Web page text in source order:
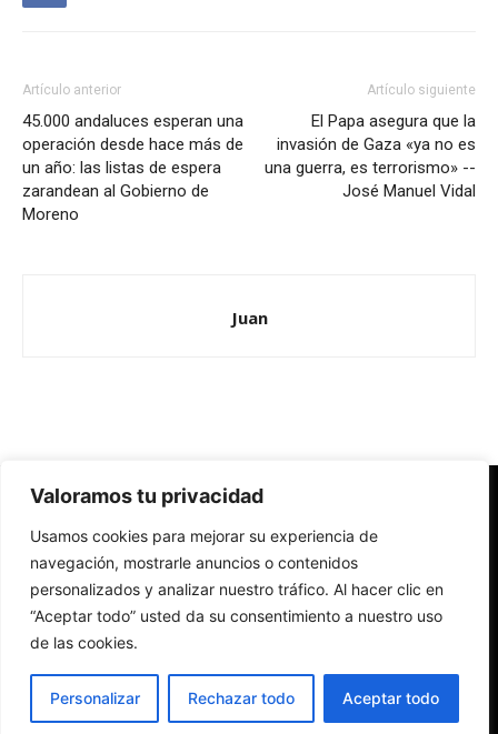
Valoramos tu privacidad
Usamos cookies para mejorar su experiencia de
navegación, mostrarle anuncios o contenidos
personalizados y analizar nuestro tráfico. Al hacer clic en
“Aceptar todo” usted da su consentimiento a nuestro uso
de las cookies.
Personalizar Rechazar todo Aceptar todo
Artículo anterior
45.000 andaluces esperan una
operación desde hace más de
un año: las listas de espera
zarandean al Gobierno de
Moreno
Artículo siguiente
El Papa asegura que la
invasión de Gaza «ya no es
una guerra, es terrorismo» --
José Manuel Vidal
Juan
Redes Cristianas
Una mirada alternativa sobre la Iglesia católica y la sociedad
- Colectivos de Redes Cristianas